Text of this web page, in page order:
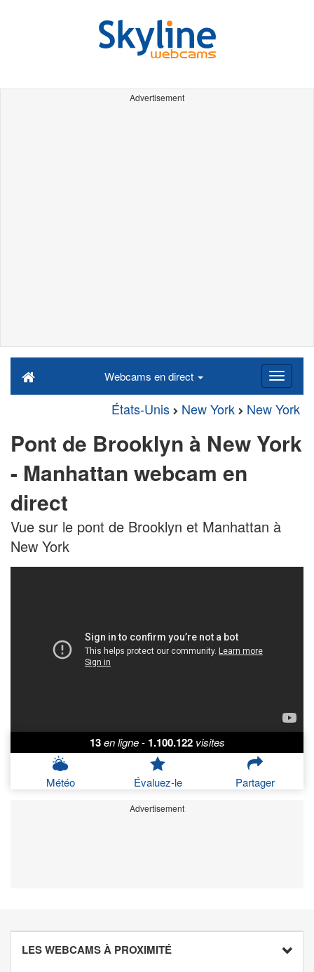
Advertisement
Webcams en direct
États-Unis New York New York
Pont de Brooklyn à New York
- Manhattan webcam en
direct
Vue sur le pont de Brooklyn et Manhattan à
New York
13 en ligne - 1.100.122 visites
Météo Évaluez-le Partager
Advertisement
LES WEBCAMS À PROXIMITÉ